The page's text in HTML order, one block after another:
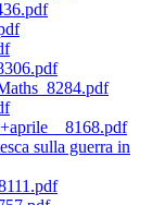
sulla guerra in